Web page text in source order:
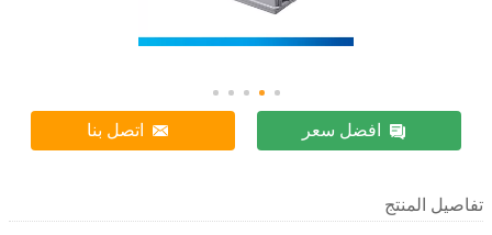
افضل سعر اتصل بنا
تفاصيل المنتج